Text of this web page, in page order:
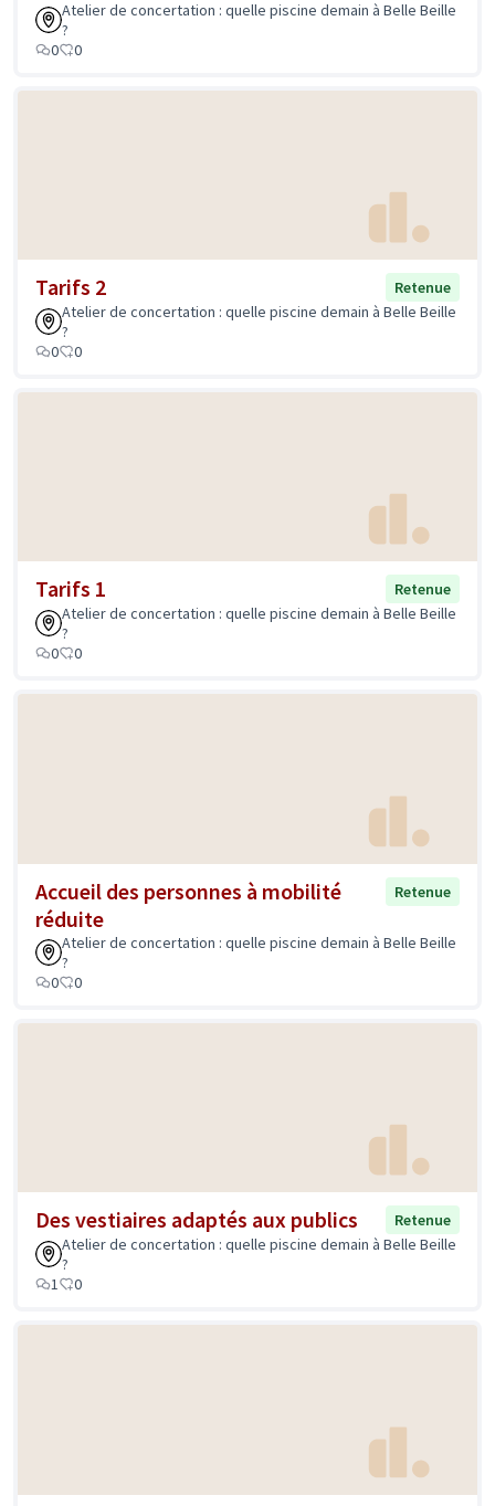
Atelier de concertation : quelle piscine demain à Belle Beille
?
0
0
Tarifs 2
Retenue
Atelier de concertation : quelle piscine demain à Belle Beille
?
0
0
Tarifs 1
Retenue
Atelier de concertation : quelle piscine demain à Belle Beille
?
0
0
Accueil des personnes à mobilité
réduite
Retenue
Atelier de concertation : quelle piscine demain à Belle Beille
?
0
0
Des vestiaires adaptés aux publics
Retenue
Atelier de concertation : quelle piscine demain à Belle Beille
?
1
0